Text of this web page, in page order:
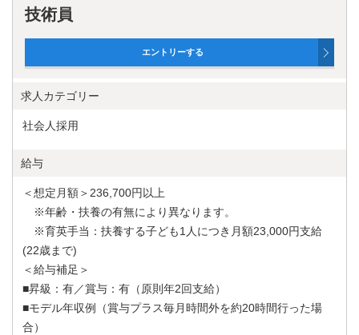
技術員
求人カテゴリー
社会人採用
給与
＜想定月額＞236,700円以上
※年齢・扶養の有無により異なります。
※育英手当：扶養する子ども1人につき月額23,000円支給
(22歳まで)
＜給与補足＞
■昇級：有／賞与：有（原則年2回支給）
■モデル年収例（賞与プラス毎月時間外を約20時間行った場
合）